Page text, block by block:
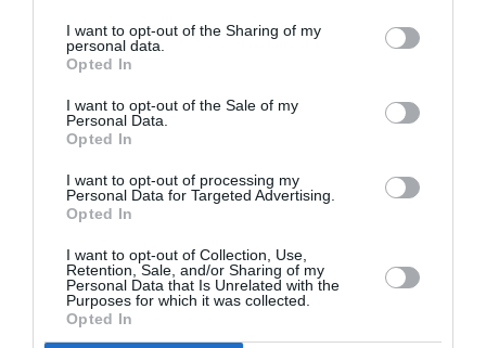
I want to opt-out of the Sharing of my
personal data.
Opted In
I want to opt-out of the Sale of my
Personal Data.
Opted In
I want to opt-out of processing my
Personal Data for Targeted Advertising.
Opted In
I want to opt-out of Collection, Use,
Retention, Sale, and/or Sharing of my
Personal Data that Is Unrelated with the
Purposes for which it was collected.
Opted In
Mathématiquesa commenté l'article :
19 h 23 sans escale : le Boeing 777F de National
Nice–Corse : ces vols électriques qui se profilent à
l’horizon 2030
Air India FAA Inde jet airways